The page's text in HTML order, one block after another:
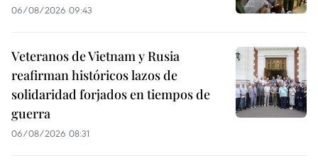
06/08/2026 09:43
Veteranos de Vietnam y Rusia
reafirman históricos lazos de
solidaridad forjados en tiempos de
guerra
06/08/2026 08:31